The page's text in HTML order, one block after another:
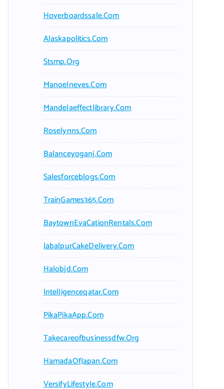
Hoverboardssale.com
Alaskapolitics.com
Stsmp.org
Manoelneves.com
Mandelaeffectlibrary.com
Roselynns.com
Balanceyoganj.com
Salesforceblogs.com
TrainGames365.com
BaytownEvaCationRentals.com
JabalpurCakeDelivery.com
Halobjd.com
Intelligenceqatar.com
PikaPikaApp.com
Takecareofbusinessdfw.org
HamadaOfJapan.com
VersifyLifestyle.com